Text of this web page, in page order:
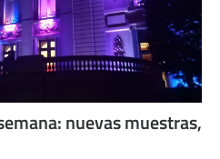
nuevas muestras,